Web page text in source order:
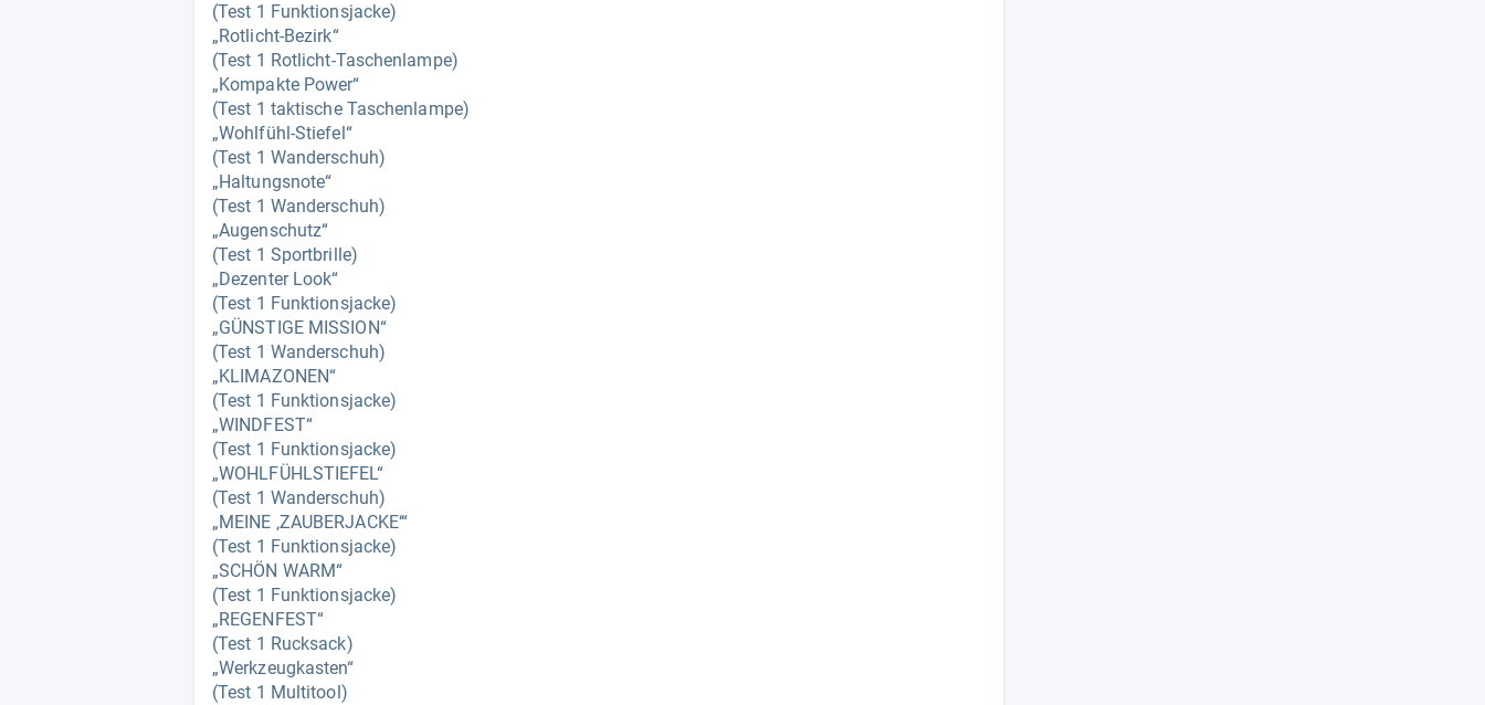
(Test 1 Funktionsjacke)
„Rotlicht-Bezirk“
(Test 1 Rotlicht-Taschenlampe)
„Kompakte Power“
(Test 1 taktische Taschenlampe)
„Wohlfühl-Stiefel“
(Test 1 Wanderschuh)
„Haltungsnote“
(Test 1 Wanderschuh)
„Augenschutz“
(Test 1 Sportbrille)
„Dezenter Look“
(Test 1 Funktionsjacke)
„GÜNSTIGE MISSION“
(Test 1 Wanderschuh)
„KLIMAZONEN“
(Test 1 Funktionsjacke)
„WINDFEST“
(Test 1 Funktionsjacke)
„WOHLFÜHLSTIEFEL“
(Test 1 Wanderschuh)
„MEINE ‚ZAUBERJACKE‘“
(Test 1 Funktionsjacke)
„SCHÖN WARM“
(Test 1 Funktionsjacke)
„REGENFEST“
(Test 1 Rucksack)
„Werkzeugkasten“
(Test 1 Multitool)